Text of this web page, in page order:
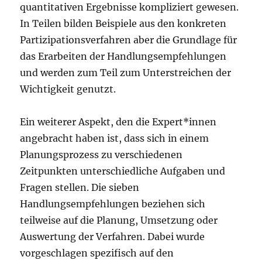
quantitativen Ergebnisse kompliziert gewesen.
In Teilen bilden Beispiele aus den konkreten
Partizipationsverfahren aber die Grundlage für
das Erarbeiten der Handlungsempfehlungen
und werden zum Teil zum Unterstreichen der
Wichtigkeit genutzt.
Ein weiterer Aspekt, den die Expert*innen
angebracht haben ist, dass sich in einem
Planungsprozess zu verschiedenen
Zeitpunkten unterschiedliche Aufgaben und
Fragen stellen. Die sieben
Handlungsempfehlungen beziehen sich
teilweise auf die Planung, Umsetzung oder
Auswertung der Verfahren. Dabei wurde
vorgeschlagen spezifisch auf den